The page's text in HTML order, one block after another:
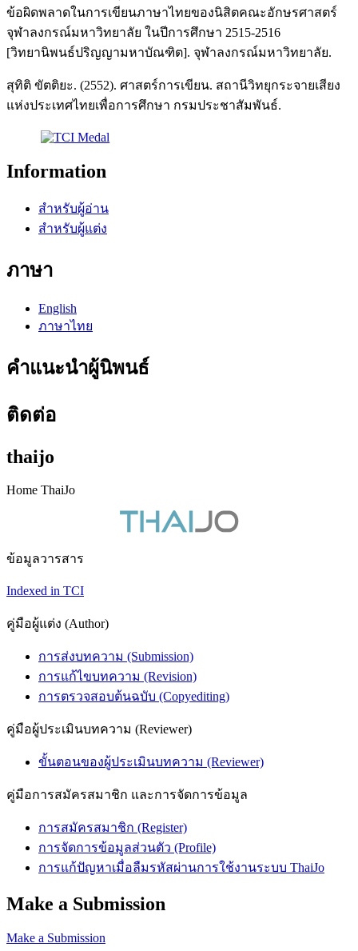
ข้อผิดพลาดในการเขียนภาษาไทยของนิสิตคณะอักษรศาสตร์
จุฬาลงกรณ์มหาวิทยาลัย ในปีการศึกษา 2515-2516
[วิทยานิพนธ์ปริญญามหาบัณฑิต]. จุฬาลงกรณ์มหาวิทยาลัย.
สุทิติ ขัตติยะ. (2552). ศาสตร์การเขียน. สถานีวิทยุกระจายเสียง
แห่งประเทศไทยเพื่อการศึกษา กรมประชาสัมพันธ์.
Information
สำหรับผู้อ่าน
สำหรับผู้แต่ง
ภาษา
English
ภาษาไทย
คำแนะนำผู้นิพนธ์
ติดต่อ
thaijo
Home ThaiJo
ข้อมูลวารสาร
Indexed in TCI
คู่มือผู้แต่ง (Author)
การส่งบทความ (Submission)
การแก้ไขบทความ (Revision)
การตรวจสอบต้นฉบับ (Copyediting)
คู่มือผู้ประเมินบทความ (Reviewer)
ขั้นตอนของผู้ประเมินบทความ (Reviewer)
คู่มือการสมัครสมาชิก และการจัดการข้อมูล
การสมัครสมาชิก (Register)
การจัดการข้อมูลส่วนตัว (Profile)
การแก้ปัญหาเมื่อลืมรหัสผ่านการใช้งานระบบ ThaiJo
Make a Submission
Make a Submission